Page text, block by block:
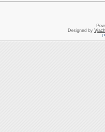
Designed by